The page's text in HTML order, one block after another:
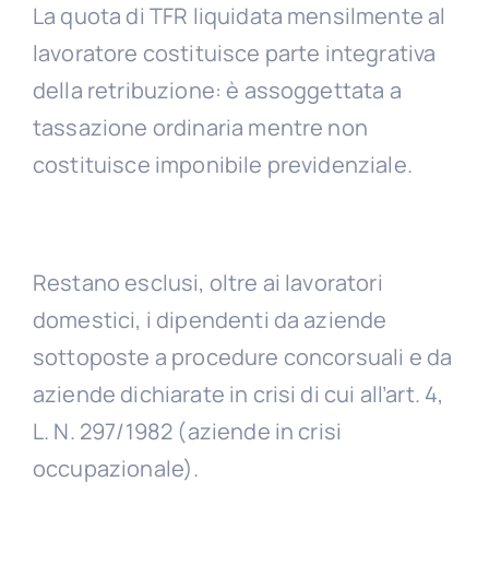
La quota di TFR liquidata mensilmente al
lavoratore costituisce parte integrativa
della retribuzione: è assoggettata a
tassazione ordinaria mentre non
costituisce imponibile previdenziale.
Restano esclusi, oltre ai lavoratori
domestici, i dipendenti da aziende
sottoposte a procedure concorsuali e da
aziende dichiarate in crisi di cui all’art. 4,
L. N. 297/1982 (aziende in crisi
occupazionale).